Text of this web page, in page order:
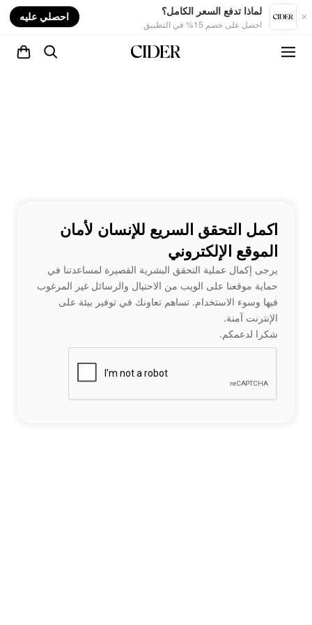
لماذا تدفع السعر الكامل؟
احصل على خصم 15% في التطبيق
احصلي عليه
اكمل التحقق السريع للإنسان لأمان
الموقع الإلكتروني
يرجى إكمال عملية التحقق البشرية القصيرة لمساعدتنا في
حماية موقعنا على الويب من الاحتيال والرسائل غير المرغوب
فيها وسوء الاستخدام. تساهم تعاونك في توفير بيئة على
الإنترنت آمنة.
شكرا لدعمكم.